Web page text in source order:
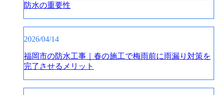
防水の重要性
2026/04/14
福岡市の防水工事｜春の施工で梅雨前に雨漏り対策を
完了させるメリット